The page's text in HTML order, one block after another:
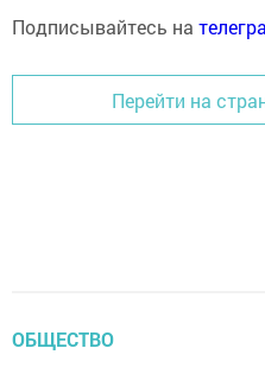
Подписывайтесь на
Перейти на
ОБЩЕСТВО